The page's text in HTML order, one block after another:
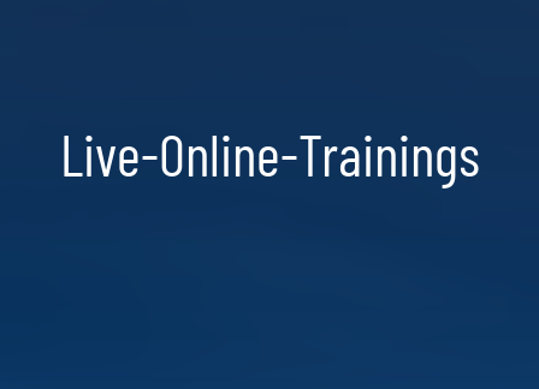
Live-Online-Trainings